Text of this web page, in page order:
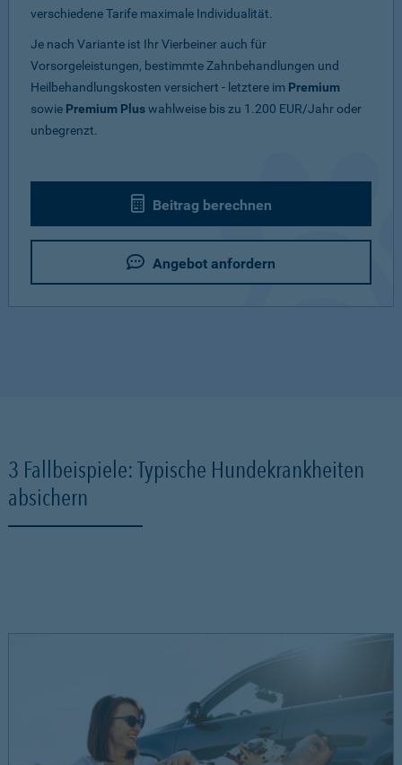
verschiedene Tarife maximale Individualität.
Je nach Variante ist Ihr Vierbeiner auch für
Vorsorgeleistungen, bestimmte Zahnbehandlungen und
Heilbehandlungskosten versichert - letztere im Premium
sowie Premium Pluswahlweise bis zu 1.200 EUR/Jahr oder
unbegrenzt.
Beitrag berechnen
Angebot anfordern
3 Fallbeispiele: Typische Hundekrankheiten
absichern